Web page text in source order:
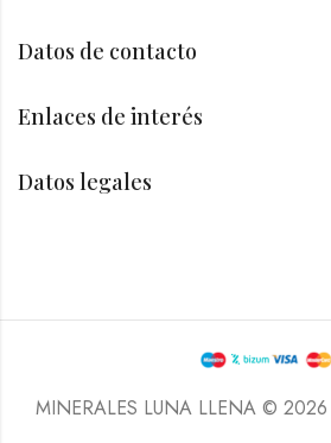
Datos de contacto
Enlaces de interés
Datos legales
MINERALES LUNA LLENA © 2026